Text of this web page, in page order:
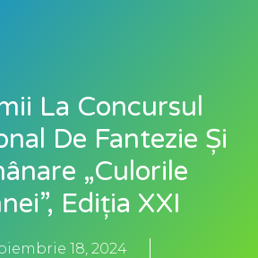
La Concursul
De Fantezie Și
„Culorile
Ediția XXI
18, 2024